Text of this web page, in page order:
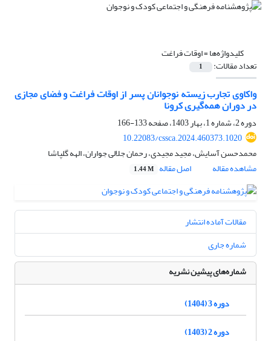
کلیدواژه‌ها =اوقات فراغت
تعداد مقالات: 1
واکاوی تجارب زیسته نوجوانان پسر از اوقات فراغت و فضای مجازی
در دوران همه‌گیری کرونا
دوره 2، شماره 1، بهار 1403، صفحه
133-166
10.22083/cssca.2024.460373.1020
محمدحسن آسایش، مجید مجیدی، رحمان جلالی جواران، الهه گلپاشا
مشاهده مقاله
اصل مقاله 1.44 M
مقالات آماده انتشار
شماره جاری
شماره‌های پیشین نشریه
دوره 3 (1404)
دوره 2 (1403)